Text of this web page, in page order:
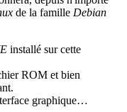
de la famille Debian
installé sur cette
ROM et bien
graphique…